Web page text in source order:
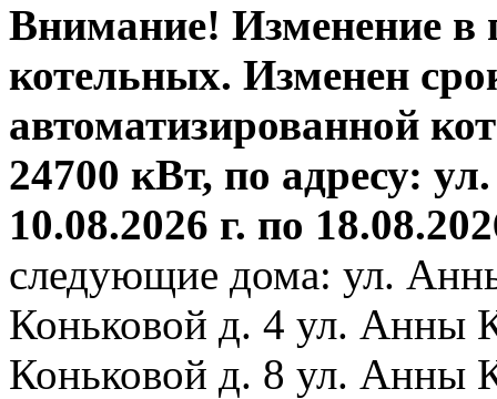
Внимание! Изменение в
котельных. Изменен
автоматизированной
24700 кВт, по адресу:
10.08.2026 г. по
следующие дома: ул.
Коньковой д. 4 ул. Анны
Коньковой д. 8 ул. Анны